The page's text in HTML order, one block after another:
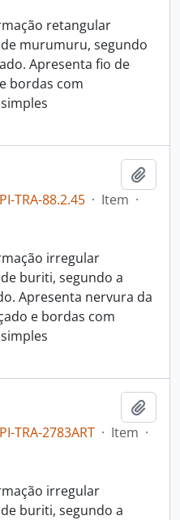
retangular
murumuru, segundo
Apresenta fio de
bordas com
TRA-88.2.45 · Item ·
irregular
buriti, segundo a
Apresenta nervura da
e bordas com
TRA-2783ART · Item ·
irregular
buriti, segundo a